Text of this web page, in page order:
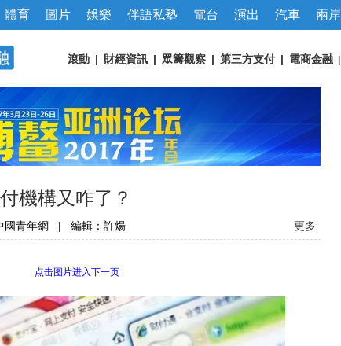
體育 圖片 娛樂 伴語私塾 電台 演出 汽車 兩岸
滾動 | 財經資訊 | 眾籌觀察 | 第三方支付 | 電商金融
機構又咋了？
國青年網 | 編輯：許煬 更多
点击图片进入下一页